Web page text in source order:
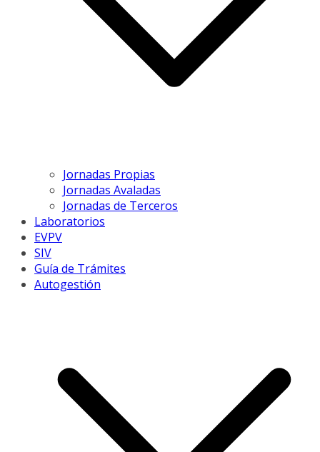
Jornadas Propias
Jornadas Avaladas
Jornadas de Terceros
Laboratorios
EVPV
SIV
Guía de Trámites
Autogestión